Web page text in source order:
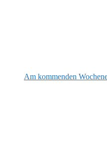
Am kommenden